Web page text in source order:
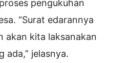
pengukuhan
“Surat edarannya
akan kita laksanakan
ada,” jelasnya.